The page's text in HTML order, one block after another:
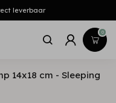
leverbaar
0
14x18 cm - Sleeping